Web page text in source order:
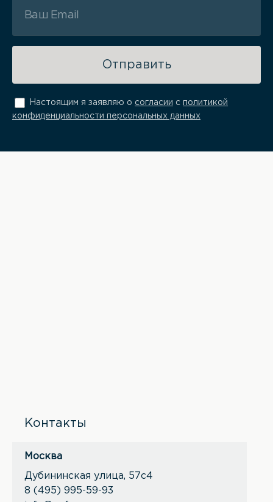
Отправить
Настоящим я заявляю о согласии с политикой
конфиденциальности персональных данных
Контакты
Москва
Дубининская улица, 57с4
8 (495) 995-59-93